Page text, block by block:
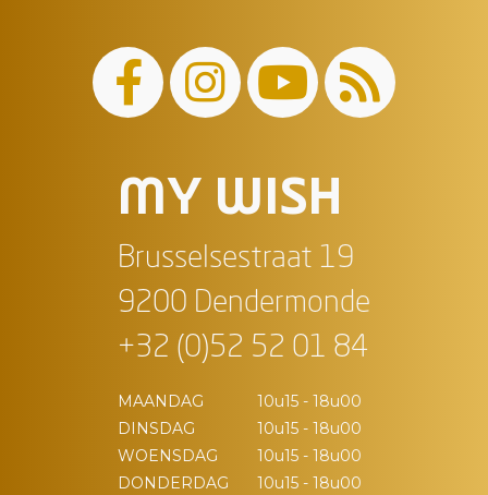
MY WISH
Brusselsestraat 19
9200 Dendermonde
+32 (0)52 52 01 84
MAANDAG
10u15 - 18u00
DINSDAG
10u15 - 18u00
WOENSDAG
10u15 - 18u00
DONDERDAG
10u15 - 18u00